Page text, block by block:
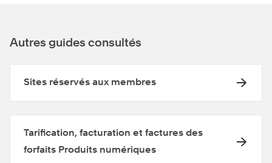
Autres guides consultés
Sites réservés aux membres
Tarification, facturation et factures des
forfaits Produits numériques